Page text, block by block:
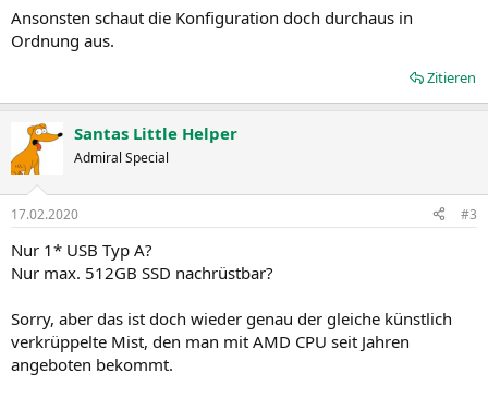
Ansonsten schaut die Konfiguration doch durchaus in
Ordnung aus.
Zitieren
Santas Little Helper
Admiral Special
17.02.2020 #3
Nur 1* USB Typ A?
Nur max. 512GB SSD nachrüstbar?
Sorry, aber das ist doch wieder genau der gleiche künstlich
verkrüppelte Mist, den man mit AMD CPU seit Jahren
angeboten bekommt.